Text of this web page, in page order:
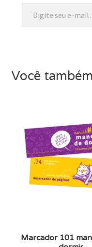
Digite seu e-mail…
Você
Marcador 101